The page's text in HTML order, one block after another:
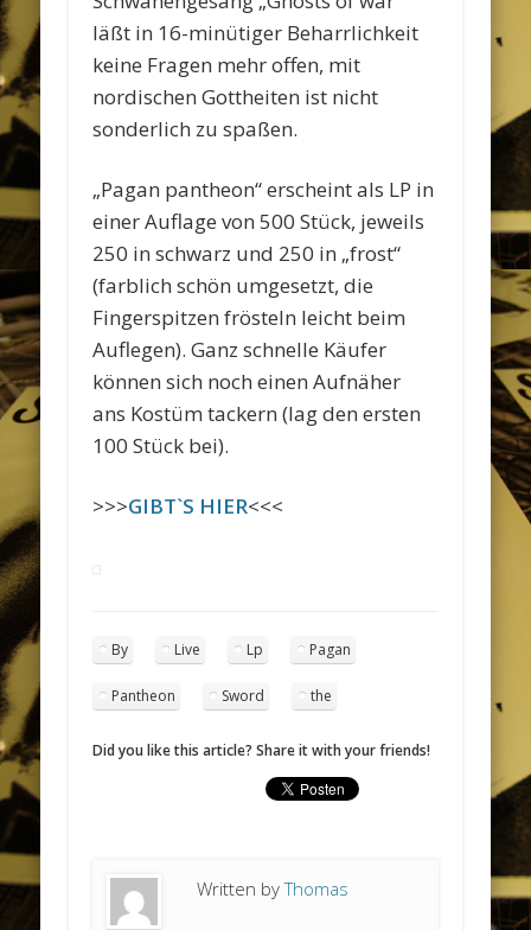
läßt in 16-minütiger Beharrlichkeit
keine Fragen mehr offen, mit
nordischen Gottheiten ist nicht
sonderlich zu spaßen.
„Pagan pantheon“ erscheint als LP in
einer Auflage von 500 Stück, jeweils
250 in schwarz und 250 in „frost“
(farblich schön umgesetzt, die
Fingerspitzen frösteln leicht beim
Auflegen). Ganz schnelle Käufer
können sich noch einen Aufnäher
ans Kostüm tackern (lag den ersten
100 Stück bei).
>>>GIBT`S HIER<<<
By Live Lp Pagan
Pantheon Sword the
Did you like this article? Share it with your friends!
Written byThomas